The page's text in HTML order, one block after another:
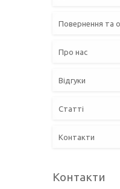
Повернення та
Про нас
Відгуки
Статті
Контакти
Контакти